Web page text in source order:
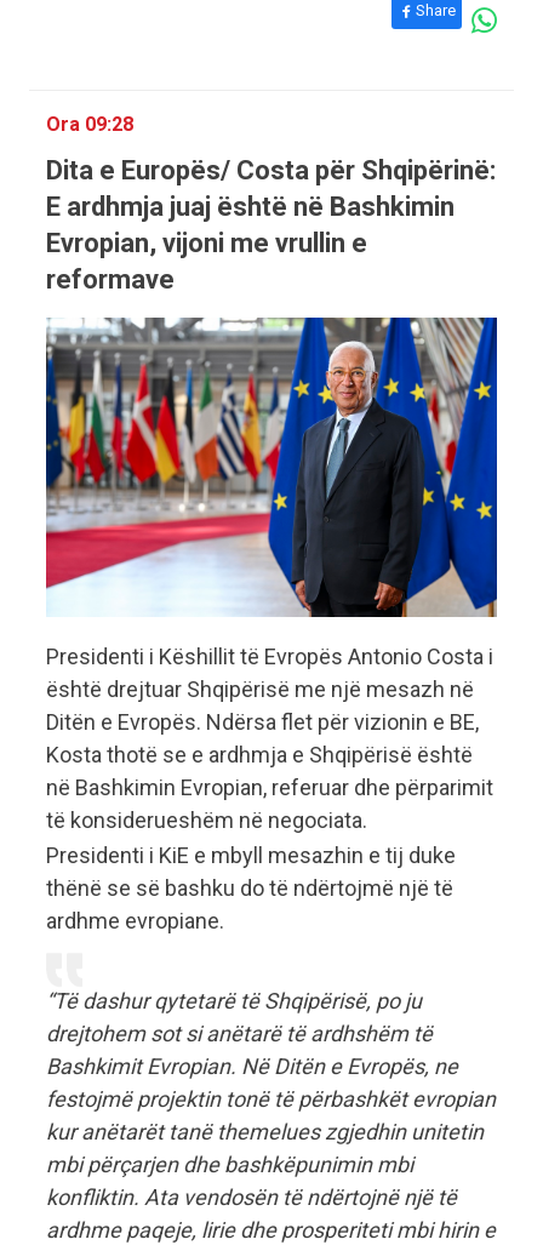
Share
Ora 09:28
Dita e Europës/ Costa për Shqipërinë:
E ardhmja juaj është në Bashkimin
Evropian, vijoni me vrullin e
reformave
Presidenti i Këshillit të Evropës Antonio Costa i
është drejtuar Shqipërisë me një mesazh në
Ditën e Evropës. Ndërsa flet për vizionin e BE,
Kosta thotë se e ardhmja e Shqipërisë është
në Bashkimin Evropian, referuar dhe përparimit
të konsiderueshëm në negociata.
Presidenti i KiE e mbyll mesazhin e tij duke
thënë se së bashku do të ndërtojmë një të
ardhme evropiane.
“Të dashur qytetarë të Shqipërisë, po ju
drejtohem sot si anëtarë të ardhshëm të
Bashkimit Evropian. Në Ditën e Evropës, ne
festojmë projektin tonë të përbashkët evropian
kur anëtarët tanë themelues zgjedhin unitetin
mbi përçarjen dhe bashkëpunimin mbi
konfliktin. Ata vendosën të ndërtojnë një të
ardhme paqeje, lirie dhe prosperiteti mbi hirin e